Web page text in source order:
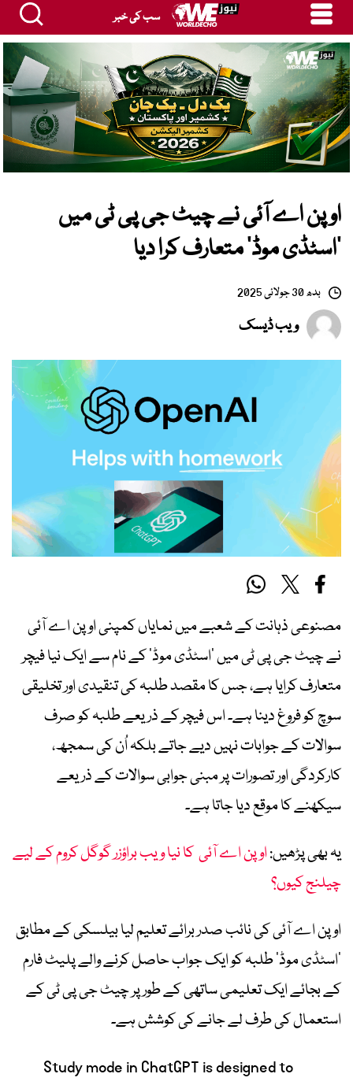
سب کی خبر
اوپن اے آئی نے چیٹ جی پی ٹی میں
’اسٹڈی موڈ‘ متعارف کرا دیا
بدھ 30 جولائی 2025
ویب ڈیسک
مصنوعی ذہانت کے شعبے میں نمایاں کمپنی اوپن اے آئی
نے چیٹ جی پی ٹی میں ’اسٹڈی موڈ‘ کے نام سے ایک نیا فیچر
متعارف کرایا ہے، جس کا مقصد طلبہ کی تنقیدی اور تخلیقی
سوچ کو فروغ دینا ہے۔ اس فیچر کے ذریعے طلبہ کو صرف
سوالات کے جوابات نہیں دیے جاتے بلکہ اُن کی سمجھ،
کارکردگی اور تصورات پر مبنی جوابی سوالات کے ذریعے
سیکھنے کا موقع دیا جاتا ہے۔
یہ بھی پڑھیں:اوپن اے آئی کا نیا ویب براؤزر گوگل کروم کے لیے
چیلنج کیوں؟
اوپن اے آئی کی نائب صدر برائے تعلیم لیا بیلسکی کے مطابق
’اسٹڈی موڈ‘ طلبہ کو ایک جواب حاصل کرنے والے پلیٹ فارم
کے بجائے ایک تعلیمی ساتھی کے طور پر چیٹ جی پی ٹی کے
استعمال کی طرف لے جانے کی کوشش ہے۔
Study mode in ChatGPT is designed to